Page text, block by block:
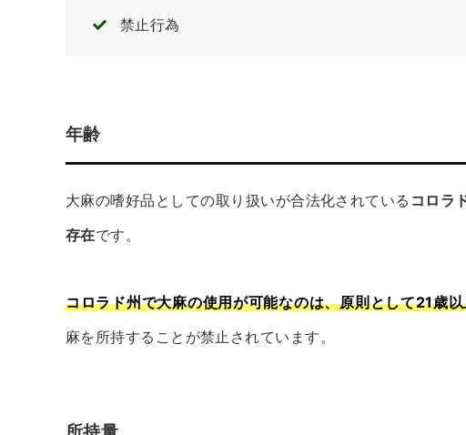
禁止行為
年齢
大麻の嗜好品としての取り扱いが合法化されている コロラ
存在です。
コロラド州で大麻の使用が可能なのは、原則として21歳
麻を所持することが禁止されています。